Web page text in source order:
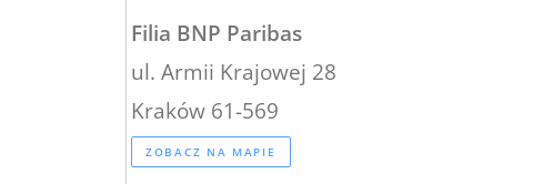
Filia BNP Paribas
ul. Armii Krajowej 28
Kraków 61-569
ZOBACZ NA MAPIE